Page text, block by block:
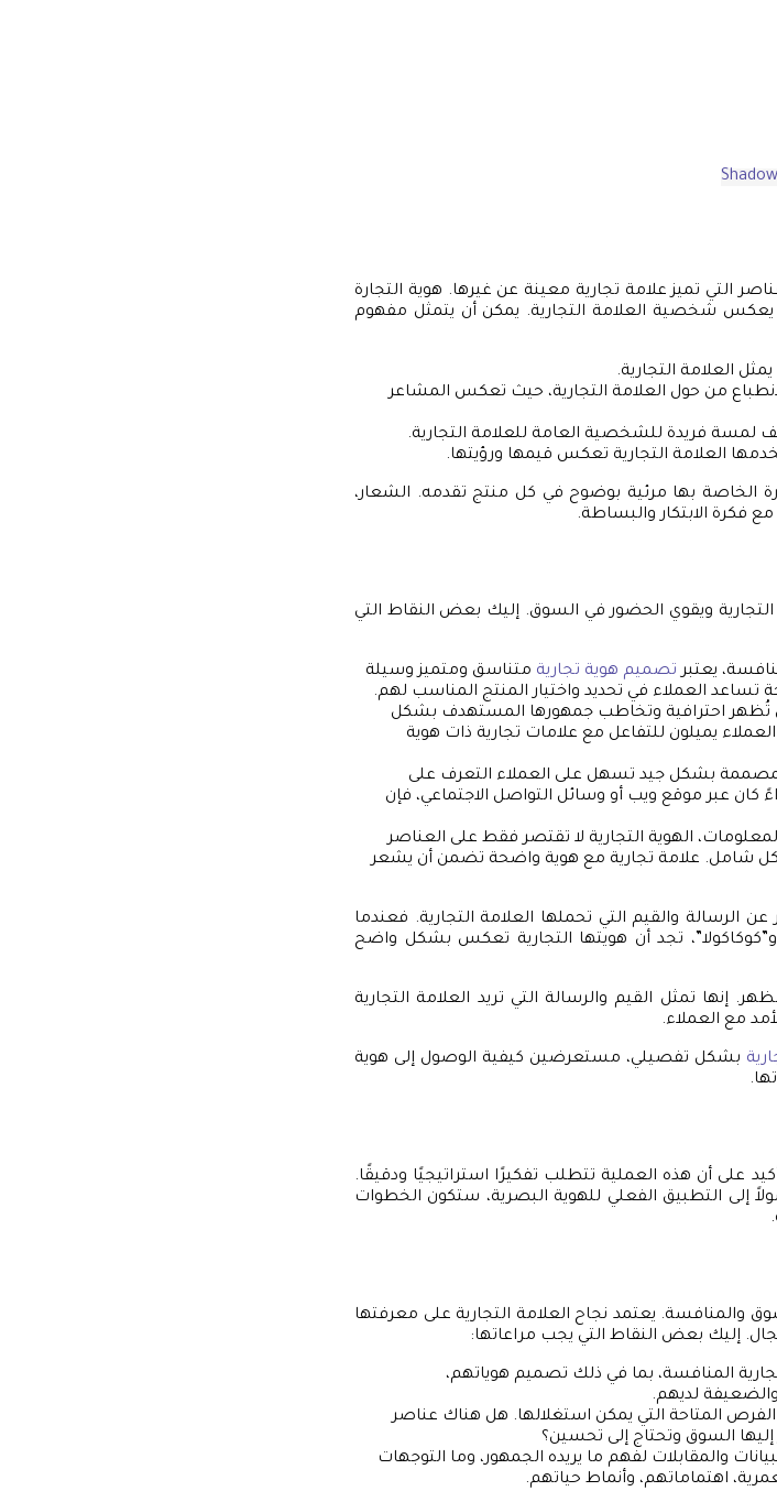
التي تميز علامة تجارية معينة عن غيرها. هوية التجارة
شخصية العلامة التجارية. يمكن أن يتمثل مفهوم
العلامة التجارية.
الانطباع من حول العلامة التجارية، حيث تعكس المشاعر
فريدة للشخصية العامة للعلامة التجارية.
العلامة التجارية تعكس قيمها ورؤيتها.
الخاصة بها مرئية بوضوح في كل منتج تقدمه. الشعار،
فكرة الابتكار والبساطة.
ويقوي الحضور في السوق. إليك بعض النقاط التي
يعتبر تصميم هوية تجارية متناسق ومتميز وسيلة
تساعد العملاء في تحديد واختيار المنتج المناسب لهم.
تُظهر احترافية وتخاطب جمهورها المستهدف بشكل
يميلون للتفاعل مع علامات تجارية ذات هوية
المصممة بشكل جيد تسهل على العملاء التعرف على
كان عبر موقع ويب أو وسائل التواصل الاجتماعي، فإن
الهوية التجارية لا تقتصر فقط على العناصر
شامل. علامة تجارية مع هوية واضحة تضمن أن يشعر
عن الرسالة والقيم التي تحملها العلامة التجارية. فعندما
و”كوكاكولا”، تجد أن هويتها التجارية تعكس بشكل واضح
إنها تمثل القيم والرسالة التي تريد العلامة التجارية
مع العملاء.
بشكل تفصيلي، مستعرضين كيفية الوصول إلى هوية
على أن هذه العملية تتطلب تفكيرًا استراتيجيًا ودقيقًا.
إلى التطبيق الفعلي للهوية البصرية، ستكون الخطوات
والمنافسة. يعتمد نجاح العلامة التجارية على معرفتها
إليك بعض النقاط التي يجب مراعاتها:
المنافسة، بما في ذلك تصميم هوياتهم،
والضعيفة لديهم.
المتاحة التي يمكن استغلالها. هل هناك عناصر
السوق وتحتاج إلى تحسين؟
والمقابلات لفهم ما يريده الجمهور، وما التوجهات
اهتماماتهم، وأنماط حياتهم.